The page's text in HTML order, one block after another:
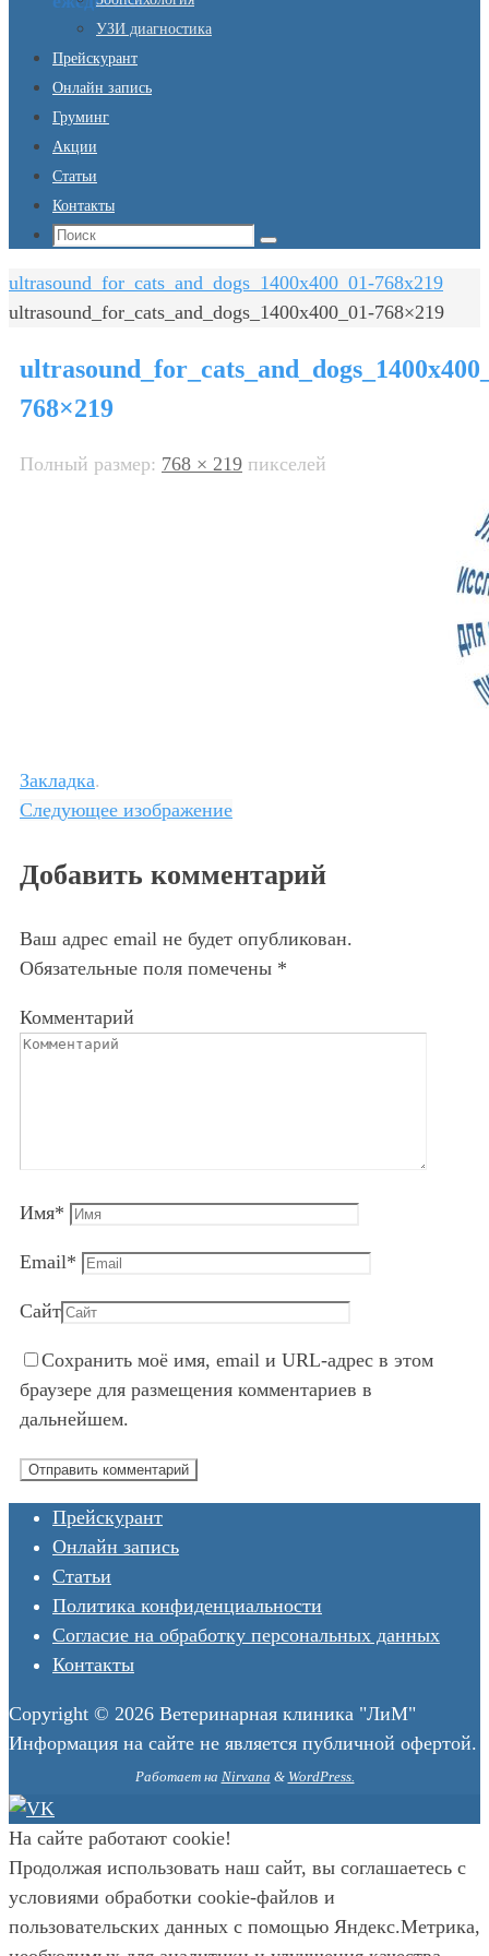
УЗИ диагностика
Прейскурант
Онлайн запись
Груминг
Акции
Статьи
Контакты
Что
Поиск
Главная
ultrasound_for_cats_and_dogs_1400x400_01-768x219
ultrasound_for_cats_and_dogs_1400x400_01-768×219
768×219
Полный размер: 768 × 219 пикселей
Закладка.
Следующее изображение
Добавить комментарий
Ваш адрес email не будет опубликован.
Обязательные поля помечены *
Комментарий
Имя*
Email*
Сайт
Сохранить моё имя, email и URL-адрес в этом
браузере для размещения комментариев в
дальнейшем.
Прейскурант
Онлайн запись
Статьи
Политика конфиденциальности
Согласие на обработку персональных данных
Контакты
Copyright © 2026 Ветеринарная клиника "ЛиМ"
Информация на сайте не является публичной офертой.
Работает на Nirvana & WordPress.
На сайте работают cookie!
Продолжая использовать наш сайт, вы соглашаетесь с
условиями обработки cookie-файлов и
пользовательских данных с помощью Яндекс.Метрика,